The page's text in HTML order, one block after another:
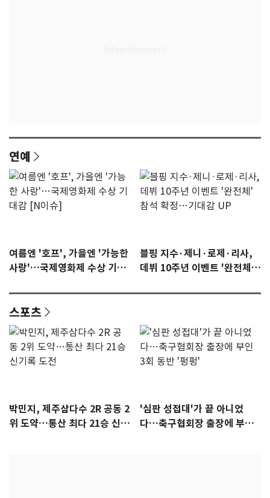
연예
여름엔 '호프', 가을엔 '가능한
사랑'…국제영화제 수상 기대
블핑 지수·제니·로제·리사,
데뷔 10주년 이벤트 '완전체'
스포츠
박민지, 제주삼다수 2R 공동 2
위 도약…통산 최다 21승 신기
'심판 성접대'가 끝 아니었
다…축구협회장 출장에 부인